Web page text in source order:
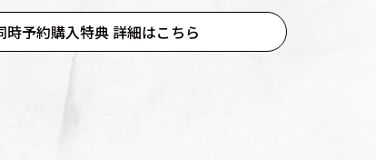
時予約購入特典 詳細はこちら